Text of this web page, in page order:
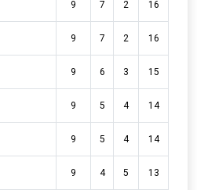
9 7 2 16
9 7 2 16
9 6 3 15
9 5 4 14
9 5 4 14
9 4 5 13